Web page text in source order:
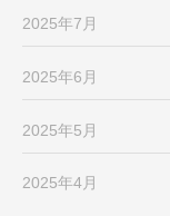
2025年7月
2025年6月
2025年5月
2025年4月